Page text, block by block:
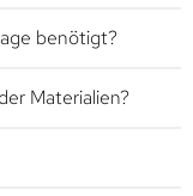
benötigt?
Materialien?